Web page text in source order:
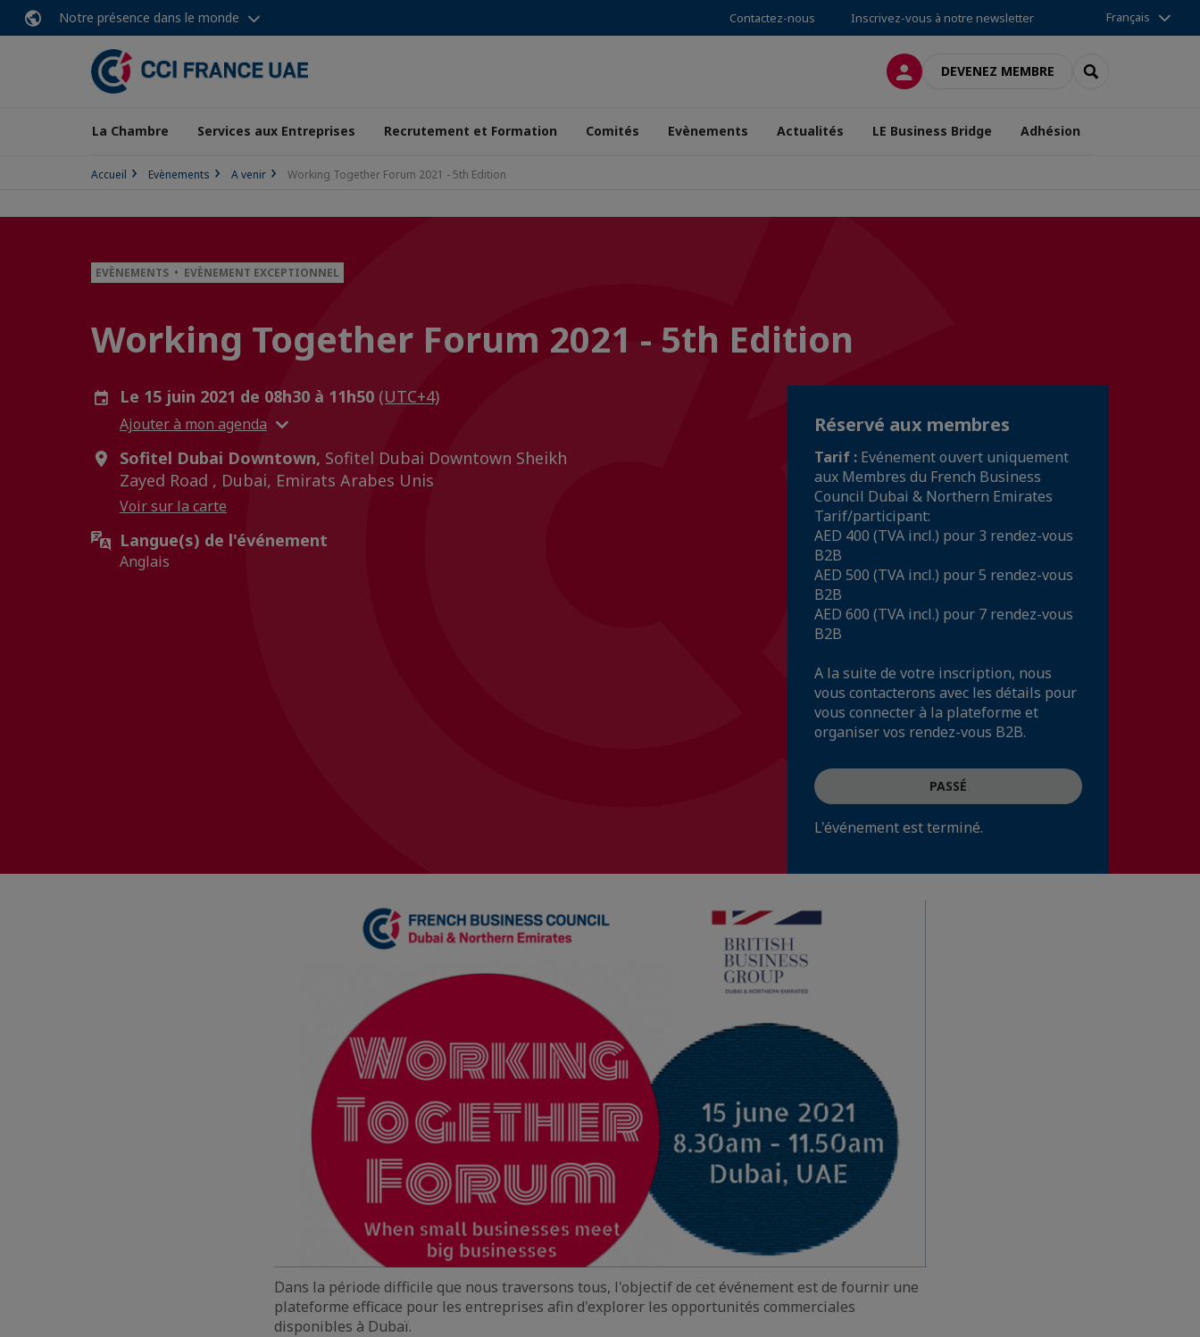
Notre présence dans le monde Contactez-nous Inscrivez-vous à notre newsletter Français
CONNEXIONDEVENEZ MEMBRE RECHERCHER
La Chambre Services aux Entreprises Recrutement et Formation Comités Evènements Actualités LE Business Bridge Adhésion
Accueil Evènements A venir Working Together Forum 2021 - 5th Edition
EVÈNEMENTS • EVÈNEMENT EXCEPTIONNEL
Working Together Forum 2021 - 5th Edition
Le 15 juin 2021 de 08h30 à 11h50 (UTC+4)
Ajouter à mon agenda
Sofitel Dubai Downtown, Sofitel Dubai Downtown Sheikh
Zayed Road , Dubai, Emirats Arabes Unis
Voir sur la carte
Langue(s) de l'événement
Anglais
Réservé aux membres
Tarif : Evénement ouvert uniquement
aux Membres du French Business
Council Dubai & Northern Emirates
Tarif/participant:
AED 400 (TVA incl.) pour 3 rendez-vous
B2B
AED 500 (TVA incl.) pour 5 rendez-vous
B2B
AED 600 (TVA incl.) pour 7 rendez-vous
B2B
A la suite de votre inscription, nous
vous contacterons avec les détails pour
vous connecter à la plateforme et
organiser vos rendez-vous B2B.
PASSÉ
L'événement est terminé.
Dans la période difficile que nous traversons tous, l'objectif de cet événement est de fournir une
plateforme efficace pour les entreprises afin d'explorer les opportunités commerciales
disponibles à Dubaï.